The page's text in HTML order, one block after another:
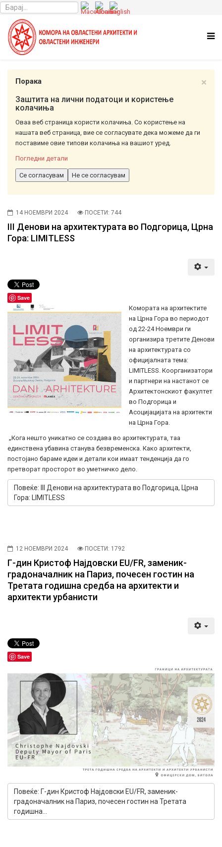
×
Порака
Заштита на лични податоци и користење
колачиња
Оваа веб страница користи колачиња. Со користење на
нашата веб страница, вие се согласувате дека можеме да ги
поставиме овие типови колачиња на вашиот уред.
Погледни детали
Се согласувам Не се согласувам
14 НОЕМВРИ 2024 ПОСЕТИ: 744
III Денови на архитектурата во Подгорица, Црна
Гора: LIMITLESS
Save
Комората на архитектите
на Црна Гора во периодот
од 22-24 Ноември ги
организира третите Денови
на архитектурата со
официјалната тема:
LIMITLESS. Коорганизатори
и партнери на настанот се
Архитектонскиот факултет
во Подгорица и
Асоцијацијата на архитекти
на Црна Гора.
„Кога нешто уникатно се создава во архитектурата, таа
единствена убавина станува безвременска. Како архитекти,
постојано бараме идеи и детали кои имаат тенденција да го
претворат просторот во уметничко дело.
Повеќе: III Денови на архитектурата во Подгорица, Црна
Гора: LIMITLESS
12 НОЕМВРИ 2024 ПОСЕТИ: 1792
Г-дин Кристоф Најдовски EU/FR, заменик-
градоначалник на Париз, почесен гостин на
Третата годишна средба на архитекти и
архитекти урбанисти
Save
Повеќе: Г-дин Кристоф Најдовски EU/FR, заменик-
градоначалник на Париз, почесен гостин на Третата
годишна...